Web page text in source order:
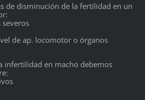
de disminución de la fertilidad en un
de ap. locomotor o órganos
infertilidad en macho debemos